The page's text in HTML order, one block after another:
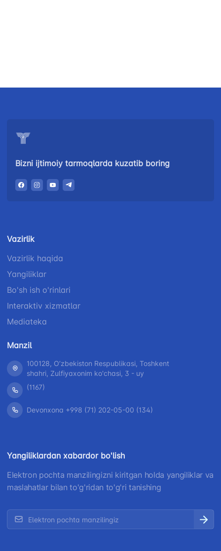
AJ
"Toshshahartransxizmat"
AJ
1062
"O'zavtovokzal
MCHJ
Ishonch telefon
+998 (71) 207-87-00
Bizni ijtimoiy tarmoqlarda kuzatib boring
Vazirlik
Vazirlik haqida
Yangiliklar
Bo'sh ish o'rinlari
Interaktiv xizmatlar
Mediateka
Manzil
100128, Oʼzbekiston Respublikasi, Toshkent
shahri, Zulfiyaxonim ko'chasi, 3 - uy
(1167)
Devonxona +998 (71) 202-05-00 (134)
Yangiliklardan xabardor bo'lish
Elektron pochta manzilingizni kiritgan holda yangiliklar va
maslahatlar bilan to'g'ridan to'g'ri tanishing